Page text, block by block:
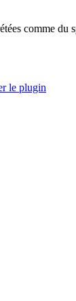
comme du
le plugin